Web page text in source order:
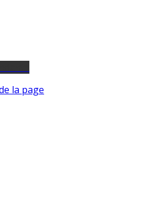
la page